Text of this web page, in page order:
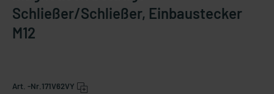
Schließer/Schließer, Einbaustecker
M12
Art. -Nr. 171V62VY